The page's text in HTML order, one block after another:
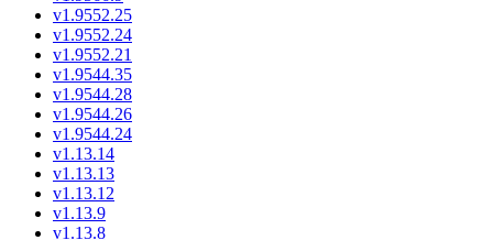
v1.9552.25
v1.9552.24
v1.9552.21
v1.9544.35
v1.9544.28
v1.9544.26
v1.9544.24
v1.13.14
v1.13.13
v1.13.12
v1.13.9
v1.13.8